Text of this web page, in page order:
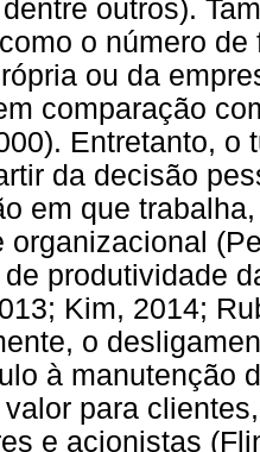
outros).
o número
ou da
comparação
Entretanto, o
da decisão
em que
organizacional
produtividade
Kim, 2014;
o
à manutenção
para
e acionistas